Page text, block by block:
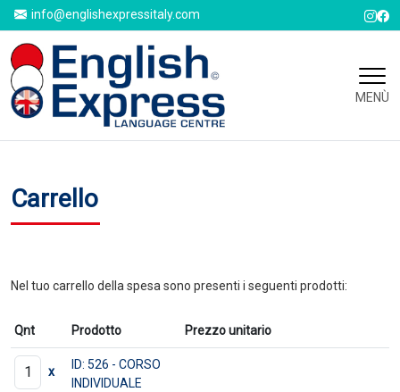
info@englishexpressitaly.com
MENÙ
Carrello
Nel tuo carrello della spesa sono presenti i seguenti prodotti:
Qnt Prodotto Prezzo unitario
x
ID: 526 - CORSO
INDIVIDUALE